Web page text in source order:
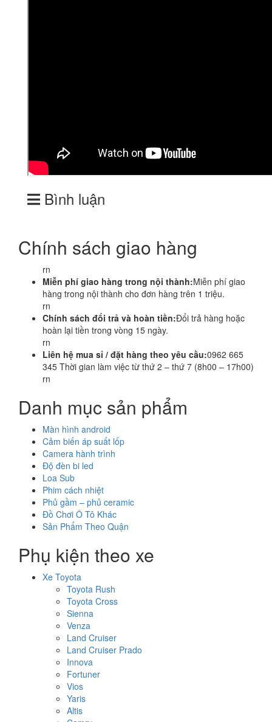
Bình luận
Chính sách giao hàng
rn
Miễn phí giao hàng trong nội thành:Miễn phí giao
hàng trong nội thành cho đơn hàng trên 1 triệu.
rn
Chính sách đổi trả và hoàn tiền:Đổi trả hàng hoặc
hoàn lại tiền trong vòng 15 ngày.
rn
Liên hệ mua sỉ / đặt hàng theo yêu cầu:0962 665
345 Thời gian làm việc từ thứ 2 – thứ 7 (8h00 – 17h00)
rn
Danh mục sản phẩm
Màn hình android
Cảm biến áp suất lốp
Camera hành trình
Độ đèn bi led
Loa Sub
Phim cách nhiệt
Phủ gầm – phủ ceramic
Đồ Chơi Ô Tô Khác
Sản Phẩm Theo Quận
Phụ kiện theo xe
Xe Toyota
Toyota Rush
Toyota Cross
Sienna
Venza
Land Cruiser
Land Cruiser Prado
Innova
Fortuner
Vios
Yaris
Altis